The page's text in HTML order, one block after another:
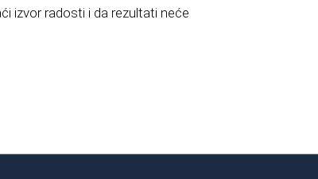
izvor radosti i da rezultati neće